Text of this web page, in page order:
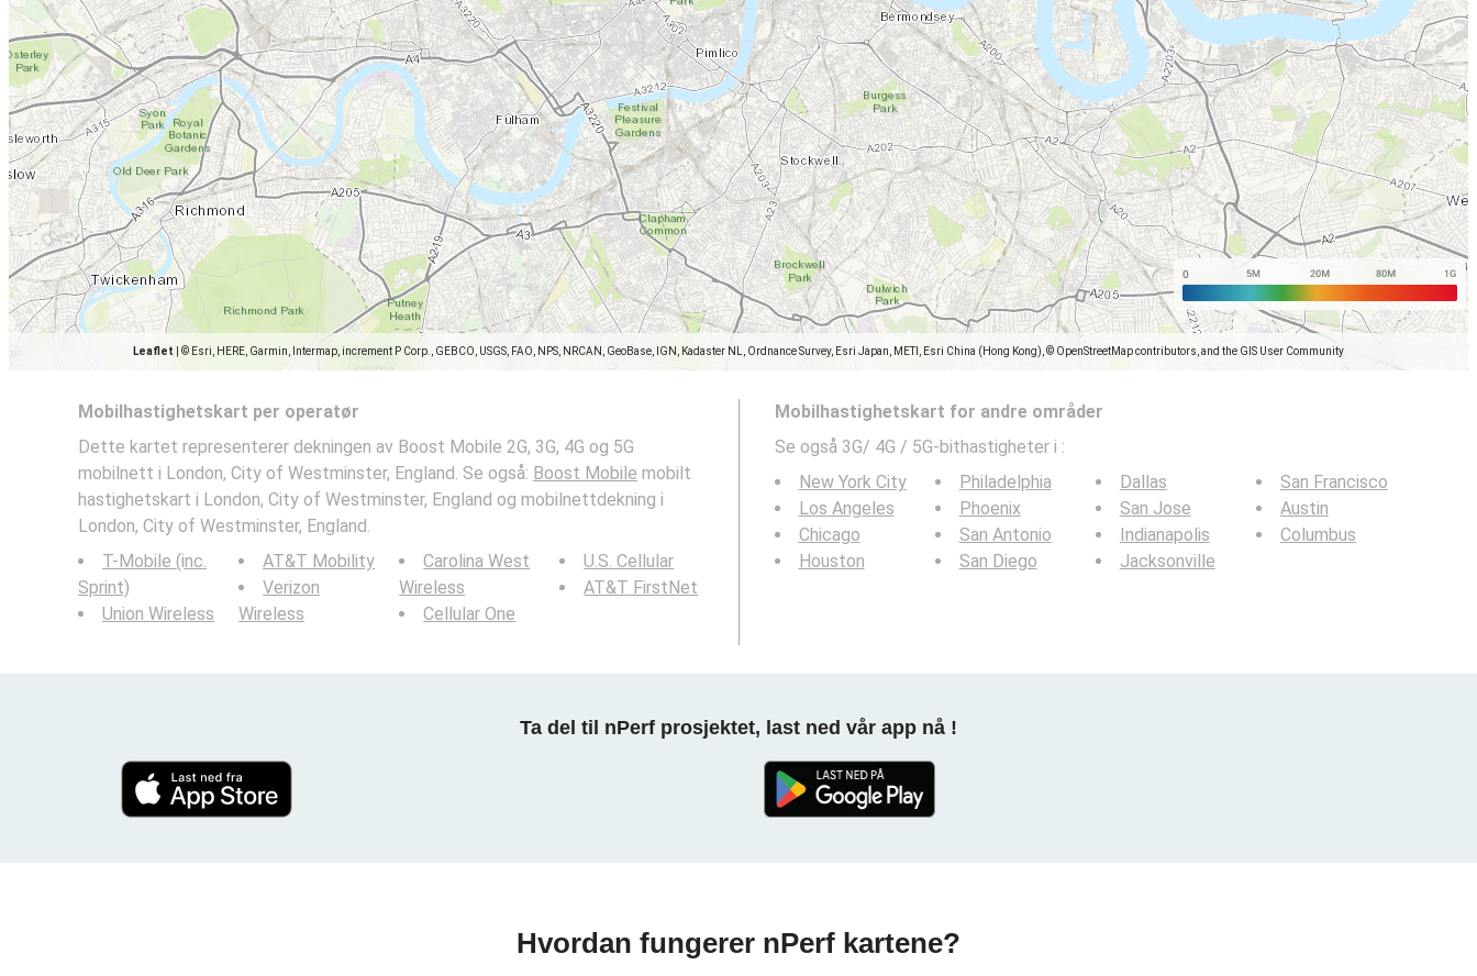
Leaflet © Esri, HERE, Garmin, Intermap, increment P Corp., GEBCO, USGS, FAO, NPS, NRCAN, GeoBase, IGN, Kadaster NL, Ordnance Survey, Esri Japan, METI, Esri China (Hong Kong), © OpenStreetMap contributors, and the GIS User Community
Mobilhastighetskart per operatør
Dette kartet representerer dekningen av Boost Mobile 2G, 3G, 4G og 5G
mobilnett i London, City of Westminster, England. Se også: Boost Mobile mobilt
hastighetskart i London, City of Westminster, England og mobilnettdekning i
London, City of Westminster, England.
T-Mobile (inc.
Sprint)
Union Wireless
AT&T Mobility
Verizon
Wireless
Carolina West
Wireless
Cellular One
U.S. Cellular
AT&T FirstNet
Mobilhastighetskart for andre områder
Se også 3G/ 4G / 5G-bithastigheter i :
New York City
Los Angeles
Chicago
Houston
Philadelphia
Phoenix
San Antonio
San Diego
Dallas
San Jose
Indianapolis
Jacksonville
San Francisco
Austin
Columbus
Ta del til nPerf prosjektet, last ned vår app nå !
Hvordan fungerer nPerf kartene?